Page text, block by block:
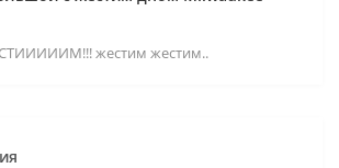
жестим жестим..